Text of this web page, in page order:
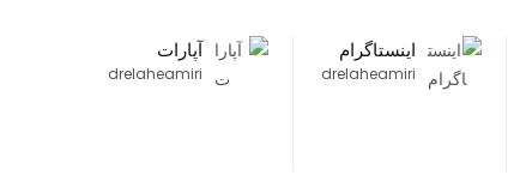
اینستاگرام
drelaheamiri
آپارات
drelaheamiri